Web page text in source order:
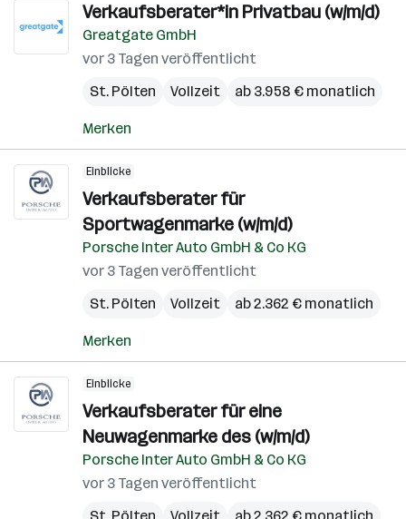
Verkaufsberater*in Privatbau (w/m/d)
Greatgate GmbH
vor 3 Tagen veröffentlicht
St. Pölten
Vollzeit ab 3.958 € monatlich
Merken
Einblicke
Verkaufsberater für
Sportwagenmarke (w/m/d)
Porsche Inter Auto GmbH & Co KG
vor 3 Tagen veröffentlicht
St. Pölten
Vollzeit ab 2.362 € monatlich
Merken
Einblicke
Verkaufsberater für eine
Neuwagenmarke des (w/m/d)
Porsche Inter Auto GmbH & Co KG
vor 3 Tagen veröffentlicht